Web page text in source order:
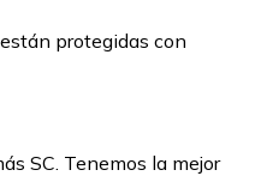
protegidas con
SC. Tenemos la mejor